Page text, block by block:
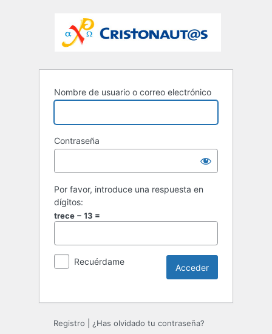
Nombre de usuario o correo electrónico
Contraseña
Por favor, introduce una respuesta en
dígitos:
trece − 13 =
Recuérdame
Registro ¿Has olvidado tu contraseña?